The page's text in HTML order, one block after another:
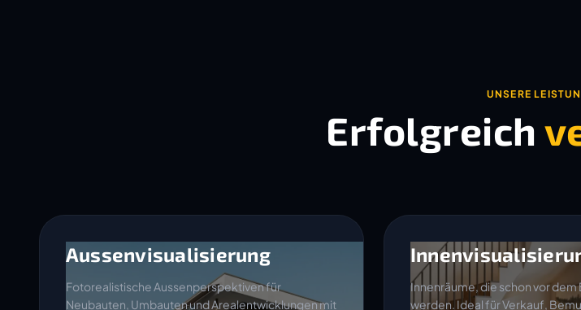
UNSERE
Erfolgreich
Aussenvisualisierung
Fotorealistische Aussenperspektiven für
Neubauten, Umbauten und Arealentwicklungen mit
Innenräume, die schon vor dem
werden. Ideal für Verkauf,